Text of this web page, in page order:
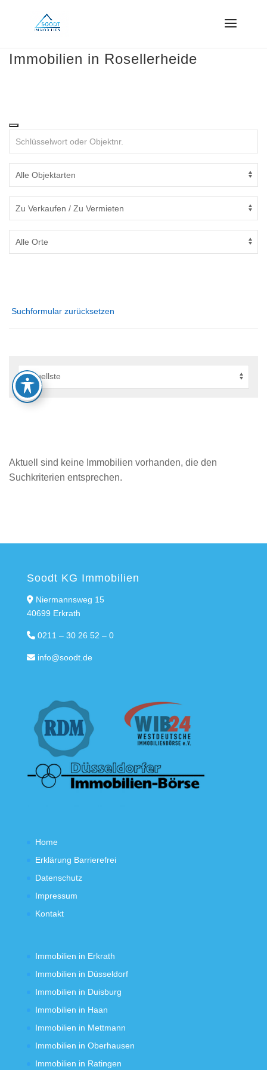
Immobilien in Rosellerheide
Suchformular zurücksetzen
Aktuell sind keine Immobilien vorhanden, die den
Suchkriterien entsprechen.
Soodt KG Immobilien
Niermannsweg 15
40699 Erkrath
0211 – 30 26 52 – 0
info@soodt.de
Home
Erklärung Barrierefrei
Datenschutz
Impressum
Kontakt
Immobilien in Erkrath
Immobilien in Düsseldorf
Immobilien in Duisburg
Immobilien in Haan
Immobilien in Mettmann
Immobilien in Oberhausen
Immobilien in Ratingen